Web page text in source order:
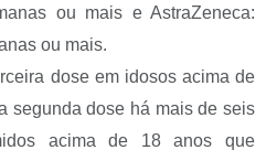
ou mais e AstraZeneca:
ou mais.
dose em idosos acima de
segunda dose há mais de seis
acima de 18 anos que